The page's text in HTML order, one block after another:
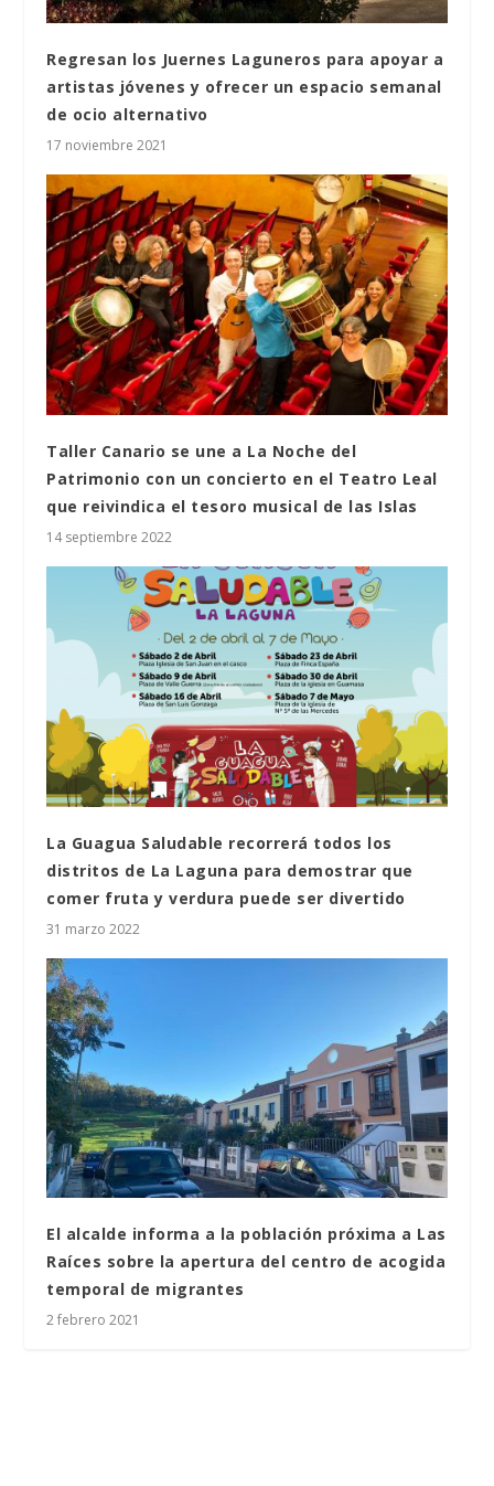
Regresan los Juernes Laguneros para apoyar a
artistas jóvenes y ofrecer un espacio semanal
de ocio alternativo
17 noviembre 2021
Taller Canario se une a La Noche del
Patrimonio con un concierto en el Teatro Leal
que reivindica el tesoro musical de las Islas
14 septiembre 2022
La Guagua Saludable recorrerá todos los
distritos de La Laguna para demostrar que
comer fruta y verdura puede ser divertido
31 marzo 2022
El alcalde informa a la población próxima a Las
Raíces sobre la apertura del centro de acogida
temporal de migrantes
2 febrero 2021